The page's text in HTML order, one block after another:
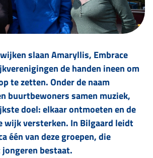
slaan Amaryllis, Embrace
de handen ineen om
te zetten. Onder de naam
buurtbewoners samen muziek,
doel: elkaar ontmoeten en de
wijk versterken. In Bilgaard leidt
één van deze groepen, die
bestaat.